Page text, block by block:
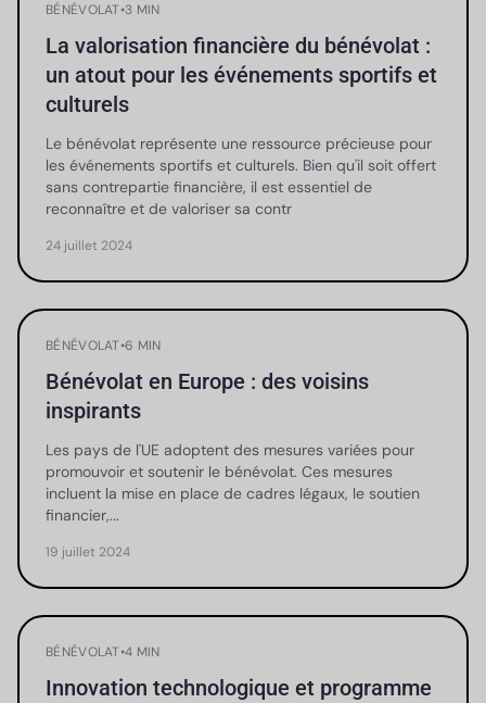
BÉNÉVOLAT•3 MIN
La valorisation financière du bénévolat :
un atout pour les événements sportifs et
culturels
Le bénévolat représente une ressource précieuse pour
les événements sportifs et culturels. Bien qu'il soit offert
sans contrepartie financière, il est essentiel de
reconnaître et de valoriser sa contr
24 juillet 2024
BÉNÉVOLAT•6 MIN
Bénévolat en Europe : des voisins
inspirants
Les pays de l'UE adoptent des mesures variées pour
promouvoir et soutenir le bénévolat. Ces mesures
incluent la mise en place de cadres légaux, le soutien
financier,...
19 juillet 2024
BÉNÉVOLAT•4 MIN
Innovation technologique et programme